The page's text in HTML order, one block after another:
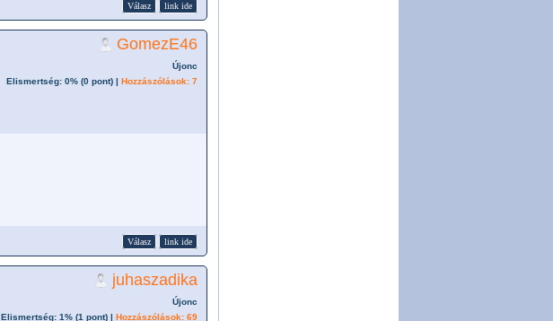
Válasz link ide
GomezE46
Újonc
Elismertség: 0% (0 pont) | Hozzászólások: 7
Válasz link ide
juhaszadika
Újonc
Elismertség: 1% (1 pont) | Hozzászólások: 69